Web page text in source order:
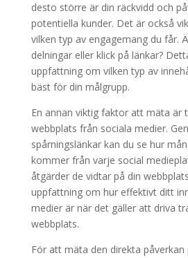
desto större är din räckvidd och
potentiella kunder. Det är också
vilken typ av engagemang du får.
delningar eller klick på länkar?
uppfattning om vilken typ av
bäst för din målgrupp.
En annan viktig faktor att mäta är
webbplats från sociala medier.
spårningslänkar kan du se hur
kommer från varje social
åtgärder de vidtar på din
uppfattning om hur effektivt ditt
medier är när det gäller att driva
webbplats.
För att mäta den direkta